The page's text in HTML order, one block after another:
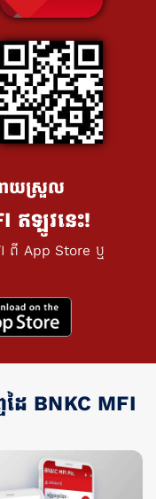
ងាយស្រួល
ឥឡូវនេះ!
ពី App Store ឬ
ៃ BNKC MFI